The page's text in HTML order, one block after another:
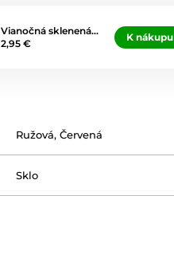
Vianočná sklenená…
2,95 €
K nákupu
Ružová,Červená
Sklo